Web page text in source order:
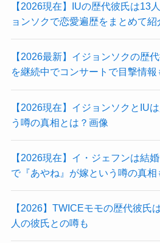
【2026現在】IUの歴代彼氏は13
ョンソクで恋愛遍歴をまとめて紹
【2026最新】イジョンソクの歴
を継続中でコンサートで目撃情報
【2026現在】イジョンソクとIU
う噂の真相とは？画像
【2026現在】イ・ジェフンは結
で『あやね』が嫁という噂の真相
【2026】TWICEモモの歴代彼氏
人の彼氏との噂も